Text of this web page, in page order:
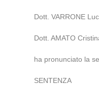
Dott. VARRONE
Dott. AMATO
ha pronunciato la
SENTENZA